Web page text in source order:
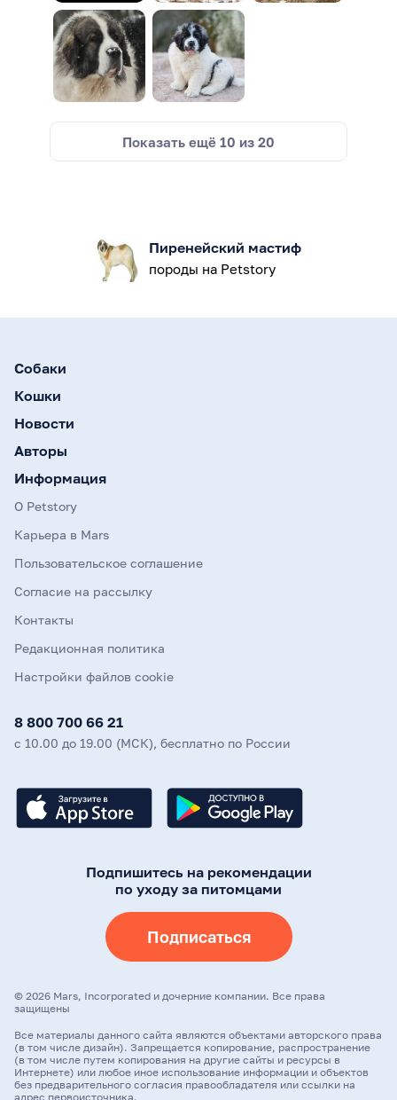
Показать ещё 10 из 20
Пиренейский мастиф
породы на Petstory
Собаки
Кошки
Новости
Авторы
Информация
О Petstory
Карьера в Mars
Пользовательское соглашение
Согласие на рассылку
Контакты
Редакционная политика
Настройки файлов cookie
8 800 700 66 21
с 10.00 до 19.00 (МСК), бесплатно по России
Подпишитесь на рекомендации
по уходу за питомцами
Подписаться
© 2026 Mars, Incorporated и дочерние компании. Все права
защищены
Все материалы данного сайта являются объектами авторского права
(в том числе дизайн). Запрещается копирование, распространение
(в том числе путем копирования на другие сайты и ресурсы в
Интернете) или любое иное использование информации и объектов
без предварительного согласия правообладателя или ссылки на
адрес первоисточника.